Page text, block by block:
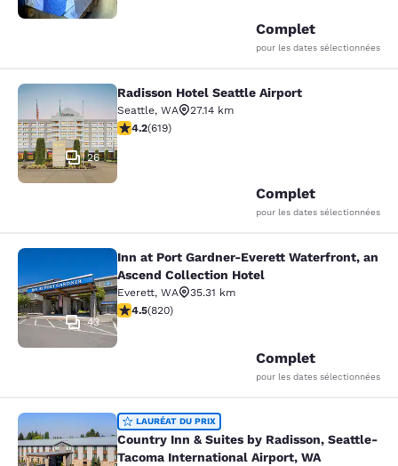
Complet
pour les dates sélectionnées
Radisson Hotel Seattle Airport
26
Radisson Hotel Seattle Airport
Seattle, WA
27.14 km
4.17 étoiles. Très Bien. 619 commentaires
4.2(619)
Complet
pour les dates sélectionnées
Inn at Port Gardner-Everett
43
Inn at Port Gardner-Everett Waterfront, an
Ascend Collection Hotel
Everett, WA
35.31 km
4.49 étoiles. Excellent. 820 commentaires
4.5(820)
Complet
pour les dates sélectionnées
Country Inn & Suites by Radisson,
LAURÉAT DU PRIX
Country Inn & Suites by Radisson, Seattle-
Tacoma International Airport, WA